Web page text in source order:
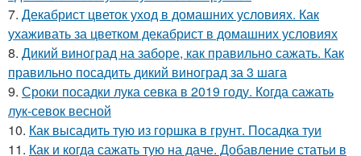
7. Декабрист цветок уход в домашних условиях. Как
ухаживать за цветком декабрист в домашних условиях
8. Дикий виноград на заборе, как правильно сажать. Как
правильно посадить дикий виноград за 3 шага
9. Сроки посадки лука севка в 2019 году. Когда сажать
лук-севок весной
10. Как высадить тую из горшка в грунт. Посадка туи
11. Как и когда сажать тую на даче. Добавление статьи в